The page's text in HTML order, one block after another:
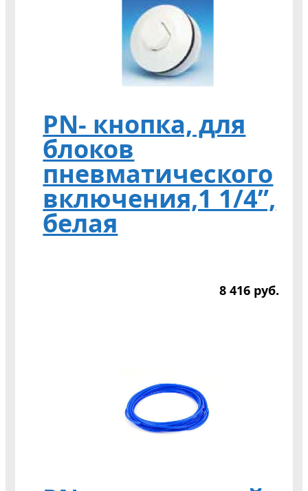
PN- кнопка, для
блоков
пневматического
включения,1 1/4”,
белая
8 416 руб.